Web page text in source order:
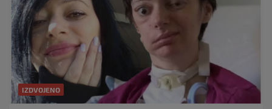
IZDVOJENO